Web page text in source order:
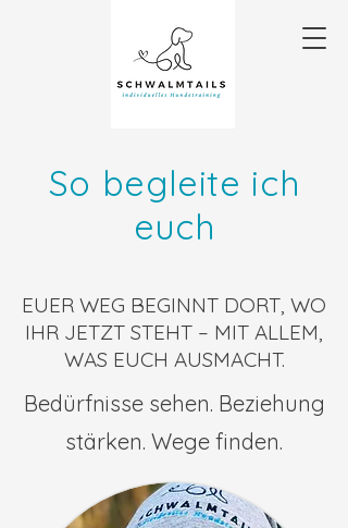
So begleite ich
euch
EUER WEG BEGINNT DORT, WO
IHR JETZT STEHT – MIT ALLEM,
WAS EUCH AUSMACHT.
Bedürfnisse sehen. Beziehung
stärken. Wege finden.